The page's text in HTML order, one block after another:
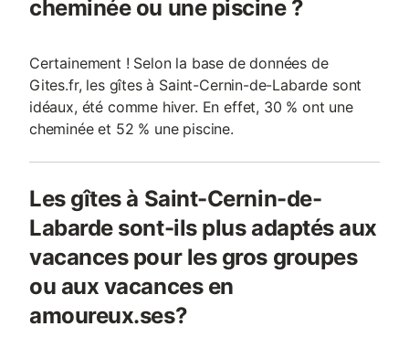
cheminée ou une piscine ?
Certainement ! Selon la base de données de
Gites.fr, les gîtes à Saint-Cernin-de-Labarde sont
idéaux, été comme hiver. En effet, 30 % ont une
cheminée et 52 % une piscine.
Les gîtes à Saint-Cernin-de-
Labarde sont-ils plus adaptés aux
vacances pour les gros groupes
ou aux vacances en
amoureux.ses?